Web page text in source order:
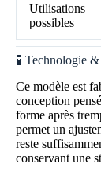
Utilisations
possibles
🧪 Technologie
Ce modèle est
conception
forme après
permet un
reste
conservant une